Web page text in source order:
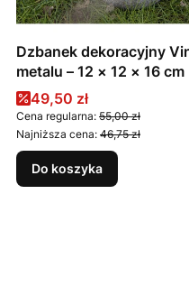
Dzbanek dekoracyjny
metalu – 12 × 12 × 16 cm
Cena promocyjna
49,50 zł
Cena regularna: 55,00 zł
Najniższa cena: 46,75 zł
Do koszyka